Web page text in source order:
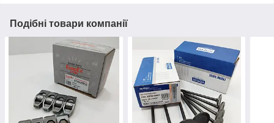
Подібні товари компанії